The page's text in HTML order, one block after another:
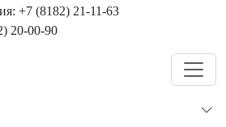
+7 (8182) 21-11-63
20-00-90